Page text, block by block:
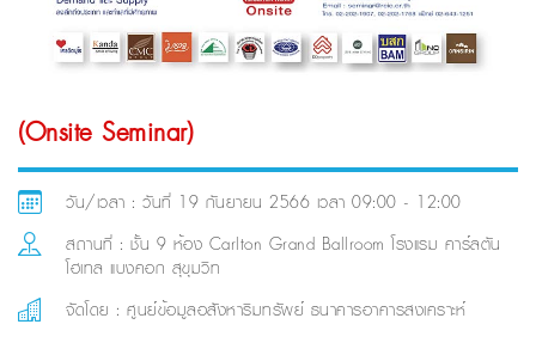
(Onsite Seminar)
วัน/เวลา : วันที่ 19 กันยายน 2566 เวลา 09:00 - 12:00
สถานที่ : ชั้น 9 ห้อง Carlton Grand Ballroom โรงแรม คาร์ลตัน
โฮเทล แบงคอก สุขุมวิท
จัดโดย : ศูนย์ข้อมูลอสังหาริมทรัพย์ ธนาคารอาคารสงเคราะห์